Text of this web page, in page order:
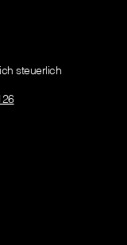
steuerlich